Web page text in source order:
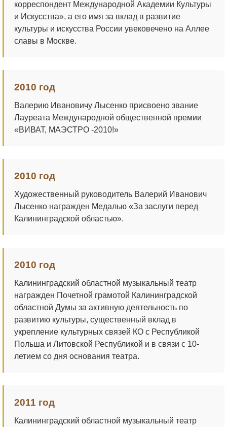
корреспондент Международной Академии Культуры
и Искусства», а его имя за вклад в развитие
культуры и искусства России увековечено на Аллее
славы в Москве.
2010 год
Валерию Ивановичу Лысенко присвоено звание
Лауреата Международной общественной премии
«ВИВАТ, МАЭСТРО -2010!»
2010 год
Художественный руководитель Валерий Иванович
Лысенко награжден Медалью «За заслуги перед
Калининградской областью».
2010 год
Калининградский областной музыкальный театр
награжден Почетной грамотой Калининградской
областной Думы за активную деятельность по
развитию культуры, существенный вклад в
укрепление культурных связей КО с Республикой
Польша и Литовской Республикой и в связи с 10-
летием со дня основания театра.
2011 год
Калининградский областной музыкальный театр